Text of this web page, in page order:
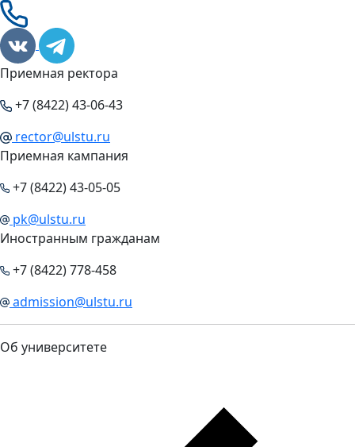
Приемная ректора
+7 (8422) 43-06-43
rector@ulstu.ru
Приемная кампания
+7 (8422) 43-05-05
pk@ulstu.ru
Иностранным гражданам
+7 (8422) 778-458
admission@ulstu.ru
Об университете